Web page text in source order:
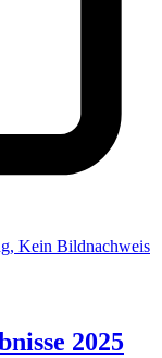
2025